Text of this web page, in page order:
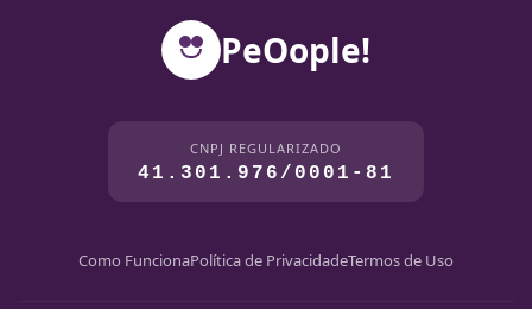
PeOople!
CNPJ REGULARIZADO
41.301.976/0001-81
Como FuncionaPolítica de PrivacidadeTermos de Uso